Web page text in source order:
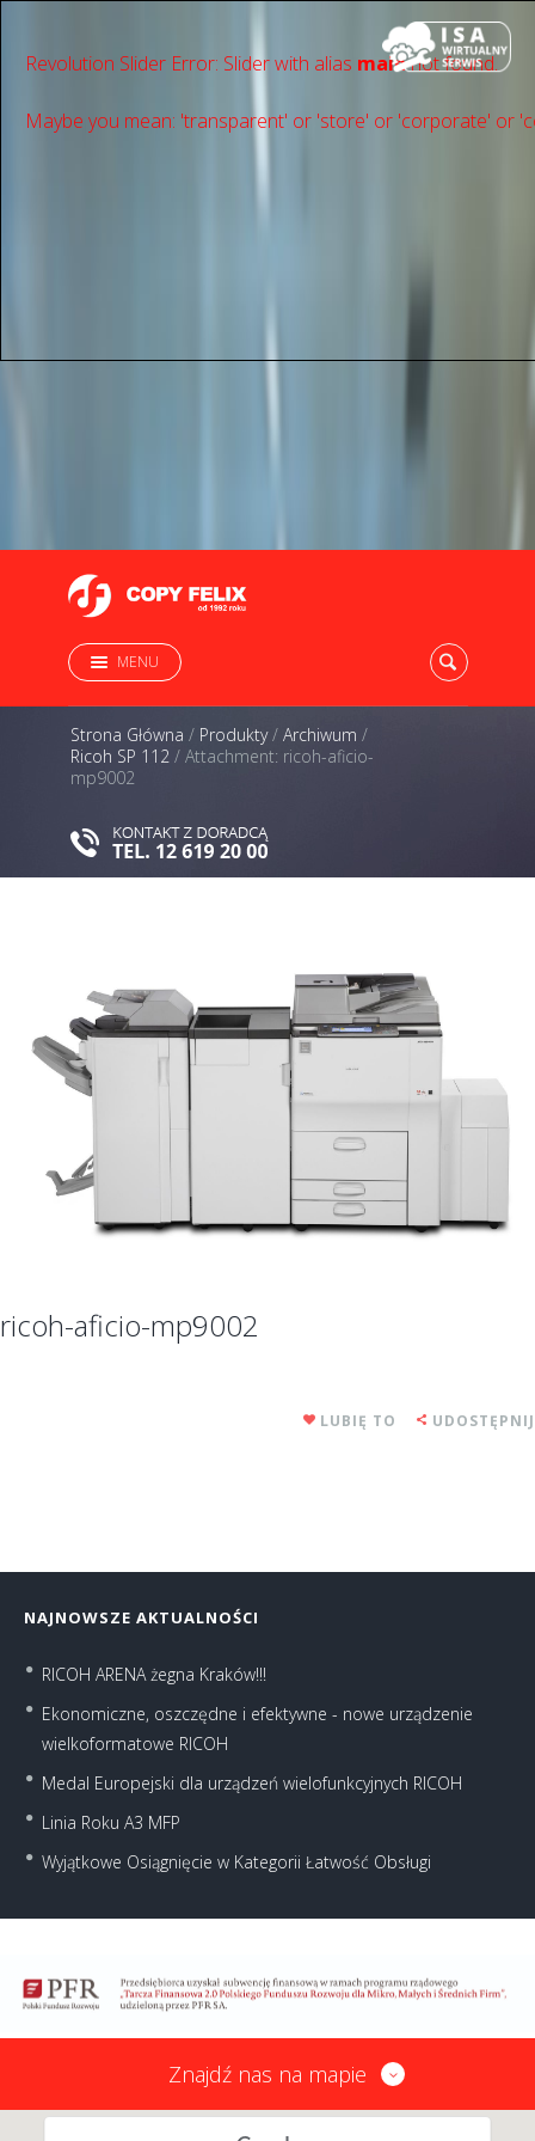
Revolution Slider Error: Slider with alias mainnot found.
Maybe you mean: 'transparent' or 'store' or 'сorporate' or
MENU
Strona Główna / Produkty/ Archiwum /
Ricoh SP 112 / Attachment: ricoh-aficio-
mp9002
ricoh-aficio-mp9002
LUBIĘ TO UDOSTĘPNIJ
NAJNOWSZE AKTUALNOŚCI
RICOH ARENA żegna Kraków!!!
Ekonomiczne, oszczędne i efektywne - nowe urządzenie
wielkoformatowe RICOH
Medal Europejski dla urządzeń wielofunkcyjnych RICOH
Linia Roku A3 MFP
Wyjątkowe Osiągnięcie w Kategorii Łatwość Obsługi
Znajdź nas na mapie